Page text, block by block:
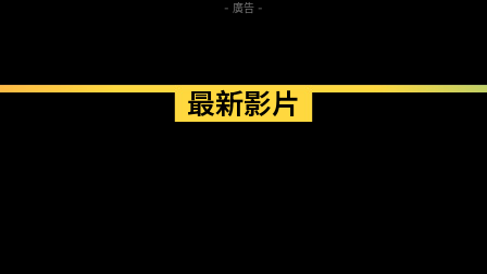
- 廣告 -
最新影片